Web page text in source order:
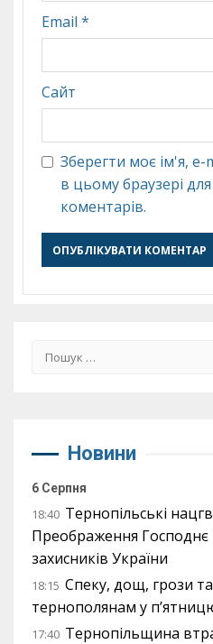
Email *
Сайт
Зберегти моє ім'я, e-
в цьому браузері
коментарів.
Пошук:
Новини
6 Серпня
18:40 Тернопільські
Преображення Господнє
захисників України
18:15 Спеку, дощ, грози
тернополянам у
17:40 Тернопільщина